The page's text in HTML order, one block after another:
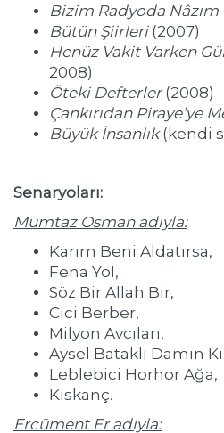
Bizim Radyoda
Bütün Şiirleri(2007)
Henüz Vakit Varken
2008)
Öteki Defterler(2008)
Çankırıdan Piraye’ye
Büyük İnsanlık(kendi
Senaryoları:
Mümtaz Osman adıyla:
Karım Beni Aldatırsa,
Fena Yol,
Söz Bir Allah Bir,
Cici Berber,
Milyon Avcıları,
Aysel Bataklı Damın
Leblebici Horhor Ağa,
Kıskanç.
Ercüment Er adıyla: